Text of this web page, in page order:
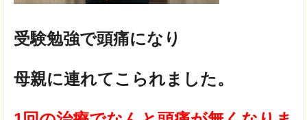
受験勉強で頭痛になり
母親に連れてこられました。